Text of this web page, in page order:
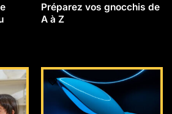
Préparez vos gnocchis de
A à Z